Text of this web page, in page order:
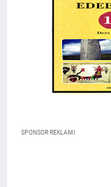
SPONSOR REKLAMI